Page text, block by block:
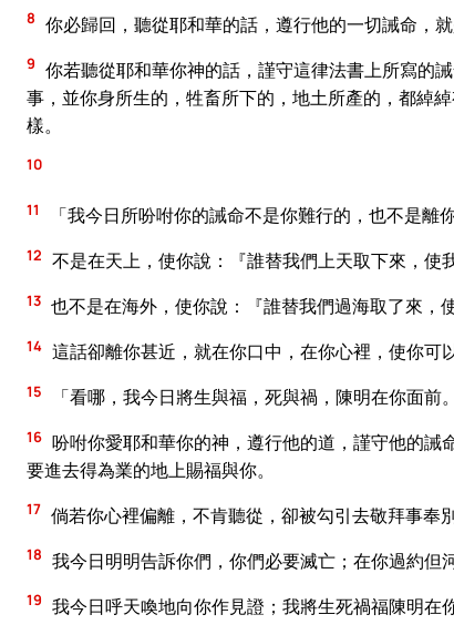
8 你必歸回，聽從耶和華的話，遵行他的一切誡命，就
9 你若聽從耶和華你神的話，謹守這律法書上所寫的
事，並你身所生的，牲畜所下的，地土所產的，都綽
樣。
10
11 「我今日所吩咐你的誡命不是你難行的，也不是離
12 不是在天上，使你說：『誰替我們上天取下來，使
13 也不是在海外，使你說：『誰替我們過海取了來，
14 這話卻離你甚近，就在你口中，在你心裡，使你可以
15 「看哪，我今日將生與福，死與禍，陳明在你面前。
16 吩咐你愛耶和華你的神，遵行他的道，謹守他的
要進去得為業的地上賜福與你。
17 倘若你心裡偏離，不肯聽從，卻被勾引去敬拜事奉
18 我今日明明告訴你們，你們必要滅亡；在你過約但
19 我今日呼天喚地向你作見證；我將生死禍福陳明在